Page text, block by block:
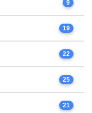
9
19
22
25
21